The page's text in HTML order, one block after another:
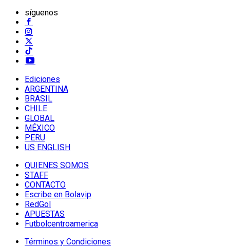
síguenos
Ediciones
ARGENTINA
BRASIL
CHILE
GLOBAL
MÉXICO
PERU
US ENGLISH
QUIENES SOMOS
STAFF
CONTACTO
Escribe en Bolavip
RedGol
APUESTAS
Futbolcentroamerica
Términos y Condiciones